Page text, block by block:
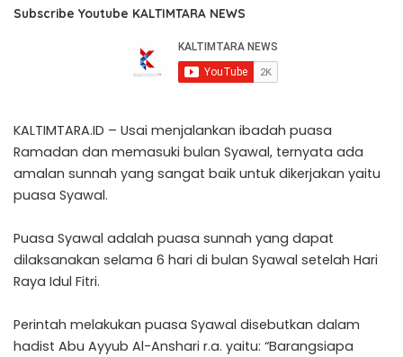
Subscribe Youtube KALTIMTARA NEWS
KALTIMTARA.ID – Usai menjalankan ibadah puasa
Ramadan dan memasuki bulan Syawal, ternyata ada
amalan sunnah yang sangat baik untuk dikerjakan yaitu
puasa Syawal.
Puasa Syawal adalah puasa sunnah yang dapat
dilaksanakan selama 6 hari di bulan Syawal setelah Hari
Raya Idul Fitri.
Perintah melakukan puasa Syawal disebutkan dalam
hadist Abu Ayyub Al-Anshari r.a. yaitu: “Barangsiapa